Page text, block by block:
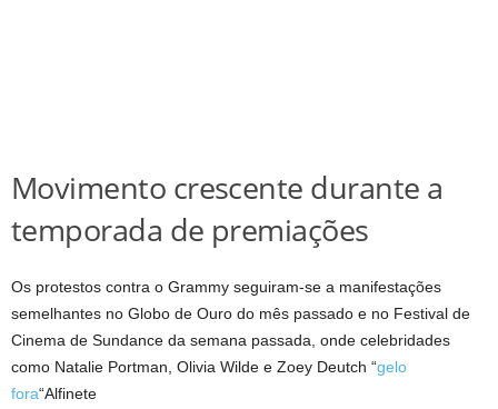
Movimento crescente durante a
temporada de premiações
Os protestos contra o Grammy seguiram-se a manifestações
semelhantes no Globo de Ouro do mês passado e no Festival de
Cinema de Sundance da semana passada, onde celebridades
como Natalie Portman, Olivia Wilde e Zoey Deutch “gelo
fora“Alfinete